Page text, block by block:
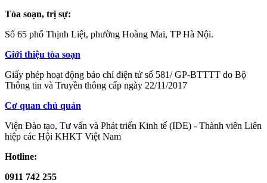
Tòa soạn, trị sự:
Số 65 phố Thịnh Liệt, phường Hoàng Mai, TP Hà Nội.
Giới thiệu tòa soạn
Giấy phép hoạt động báo chí điện tử số 581/ GP-BTTTT do Bộ
Thông tin và Truyền thông cấp ngày 22/11/2017
Cơ quan chủ quản
Viện Đào tạo, Tư vấn và Phát triển Kinh tế (IDE) - Thành viên Liên
hiệp các Hội KHKT Việt Nam
Hotline:
0911 742 255